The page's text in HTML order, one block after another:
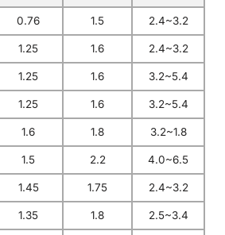
0.76 1.5 2.4~3.2
1.25 1.6 2.4~3.2
1.25 1.6 3.2~5.4
1.25 1.6 3.2~5.4
1.6 1.8 3.2~1.8
1.5 2.2 4.0~6.5
1.45 1.75 2.4~3.2
1.35 1.8 2.5~3.4